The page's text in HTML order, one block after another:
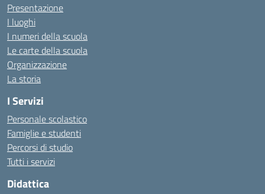
Presentazione
I luoghi
I numeri della scuola
Le carte della scuola
Organizzazione
La storia
I Servizi
Personale scolastico
Famiglie e studenti
Percorsi di studio
Tutti i servizi
Didattica